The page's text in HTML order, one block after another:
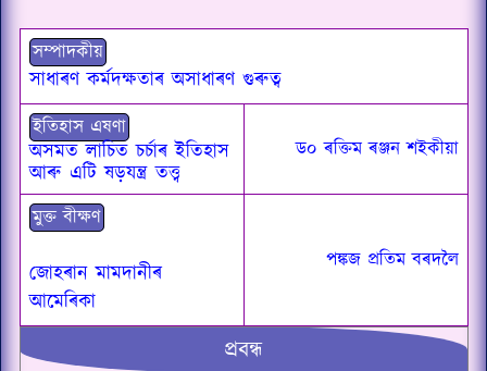
সম্পাদকীয়
সাধাৰণ কৰ্মদক্ষতাৰ অসাধাৰণ গুৰুত্ব
ইতিহাস এষণা
অসমত লাচিত চর্চাৰ ইতিহাস
আৰু এটি ষড়যন্ত্ৰ তত্ত্ব
ড০ ৰক্তিম ৰঞ্জন শইকীয়া
মুক্ত বীক্ষণ
জোহৰান মামদানীৰ
আমেৰিকা
পঙ্কজ প্ৰতিম বৰদলৈ
প্ৰবন্ধ